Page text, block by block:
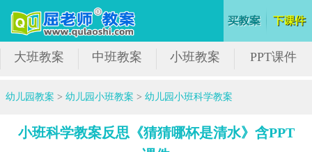
大班教案 中班教案 小班教案 PPT课件
幼儿园教案 >幼儿园小班教案 >幼儿园小班科学教案
小班科学教案反思《猜猜哪杯是清水》含PPT